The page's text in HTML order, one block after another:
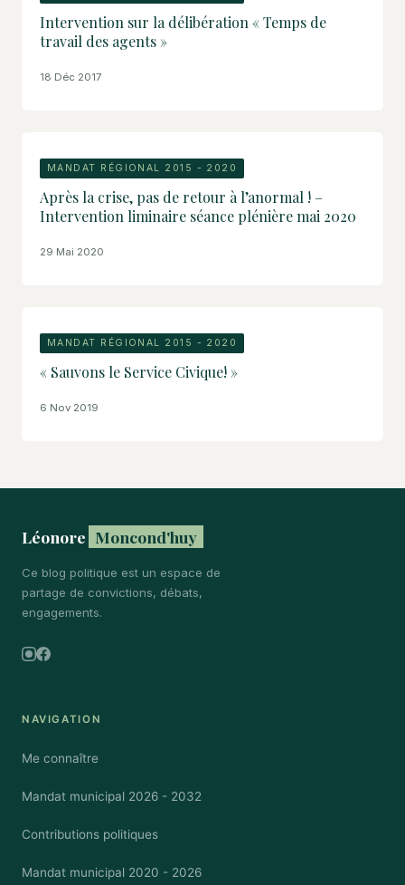
Intervention sur la délibération « Temps de
travail des agents »
18 Déc 2017
MANDAT RÉGIONAL 2015 - 2020
Après la crise, pas de retour à l’anormal ! –
Intervention liminaire séance plénière mai 2020
29 Mai 2020
MANDAT RÉGIONAL 2015 - 2020
« Sauvons le Service Civique! »
6 Nov 2019
Léonore Moncond'huy
Ce blog politique est un espace de
partage de convictions, débats,
engagements.
Instagram
Facebook
NAVIGATION
Me connaître
Mandat municipal 2026 - 2032
Contributions politiques
Mandat municipal 2020 - 2026